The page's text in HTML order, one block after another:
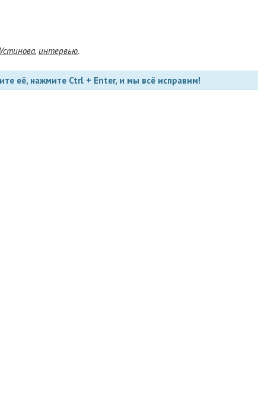
, интервью.
её, нажмите Ctrl + Enter, и мы всё исправим!